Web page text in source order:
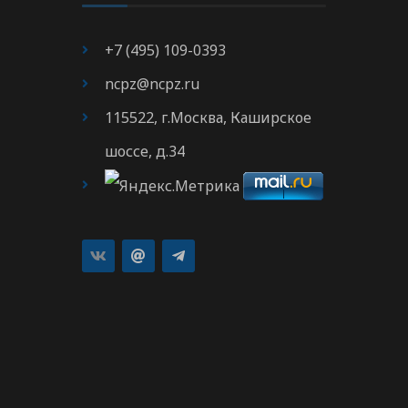
+7 (495) 109-0393
ncpz@ncpz.ru
115522, г.Москва, Каширское
шоссе, д.34